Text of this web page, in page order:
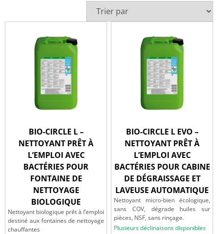
BIO-CIRCLE L –
NETTOYANT PRÊT À
L’EMPLOI AVEC
BACTÉRIES POUR
FONTAINE DE
NETTOYAGE
BIOLOGIQUE
Nettoyant biologique prêt à l’emploi
destiné aux fontaines de nettoyage
chauffantes
BIO-CIRCLE L EVO –
NETTOYANT PRÊT À
L’EMPLOI AVEC
BACTÉRIES POUR CABINE
DE DÉGRAISSAGE ET
LAVEUSE AUTOMATIQUE
Nettoyant micro‑bien écologique,
sans COV, dégrade huiles sur
pièces, NSF, sans rinçage.
Plusieurs déclinaisons disponibles